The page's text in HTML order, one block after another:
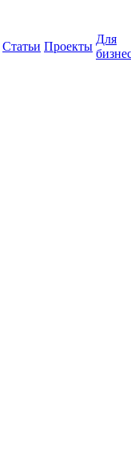
Статьи Проекты
Для